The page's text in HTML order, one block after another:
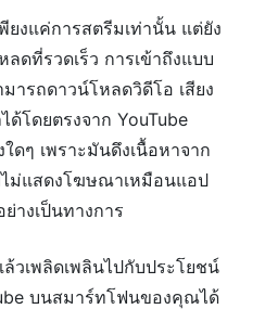
ยงแค่การสตรีมเท่านั้น แต่ยัง
ดที่รวดเร็ว การเข้าถึงแบบ
ารถดาวน์โหลดวิดีโอ เสียง
ด้โดยตรงจาก YouTube
ดๆ เพราะมันดึงเนื้อหาจาก
ไม่แสดงโฆษณาเหมือนแอป
ย่างเป็นทางการ
วเพลิดเพลินไปกับประโยชน์
บนสมาร์ทโฟนของคุณได้